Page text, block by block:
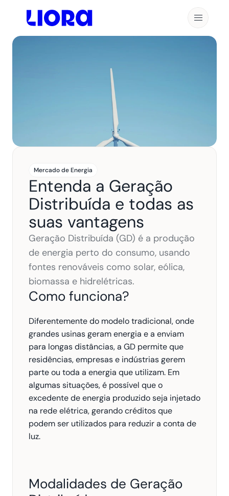
Mercado de Energia
Entenda a Geração
Distribuída e todas as
suas vantagens
Geração Distribuída (GD) é a produção
de energia perto do consumo, usando
fontes renováveis como solar, eólica,
biomassa e hidrelétricas.
Como funciona?
Diferentemente do modelo tradicional, onde
grandes usinas geram energia e a enviam
para longas distâncias, a GD permite que
residências, empresas e indústrias gerem
parte ou toda a energia que utilizam. Em
algumas situações, é possível que o
excedente de energia produzido seja injetado
na rede elétrica, gerando créditos que
podem ser utilizados para reduzir a conta de
luz.
Modalidades de Geração